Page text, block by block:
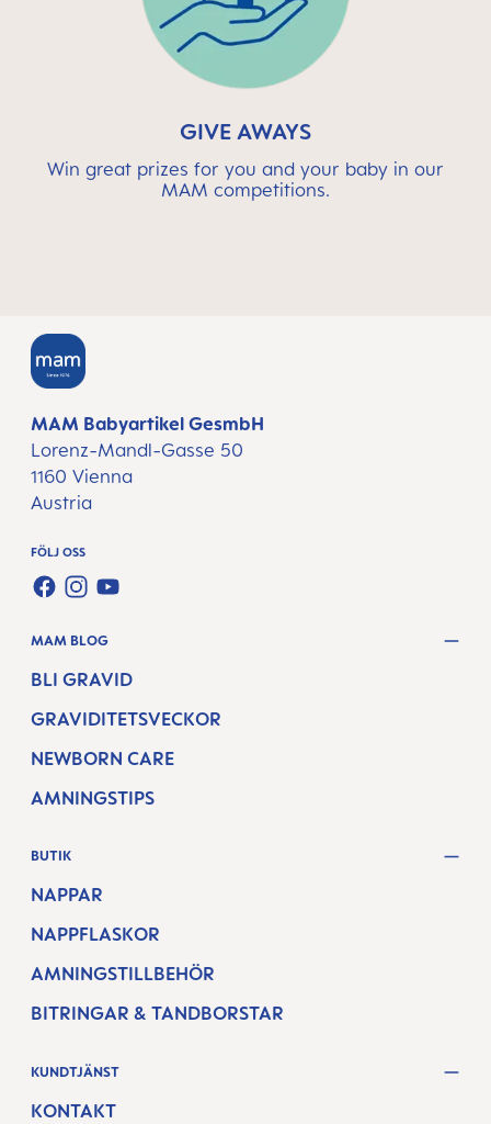
GIVE AWAYS
Win great prizes for you and your baby in our
MAM competitions.
MAM Babyartikel GesmbH
Lorenz-Mandl-Gasse 50
1160 Vienna
Austria
FÖLJ OSS
FACEBOOK
INSTAGRAM
YOUTUBE
MAM BLOG
BLI GRAVID
GRAVIDITETSVECKOR
NEWBORN CARE
AMNINGSTIPS
BUTIK
NAPPAR
NAPPFLASKOR
AMNINGSTILLBEHÖR
BITRINGAR & TANDBORSTAR
KUNDTJÄNST
KONTAKT